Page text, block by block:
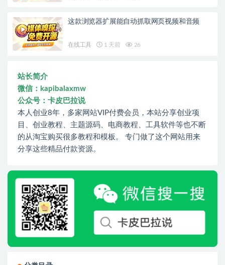
这款浏览器扩展能自动抓取网页视频和音频
在线工具 1 天前 26
站长简介
微信：kapibalaxmw
公众号：卡皮巴拉说
本人创业8年，多家网站VIP付费会员，本站分享创业项
目、创业教程、主题源码、电商教程、工具软件等也不断
的从淘宝购买很多教程和模板。 专门做了这个网站用来
分享这些精品付款资源。